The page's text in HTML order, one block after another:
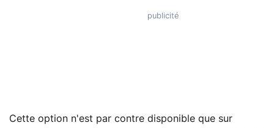
Cette option n'est par contre disponible que sur